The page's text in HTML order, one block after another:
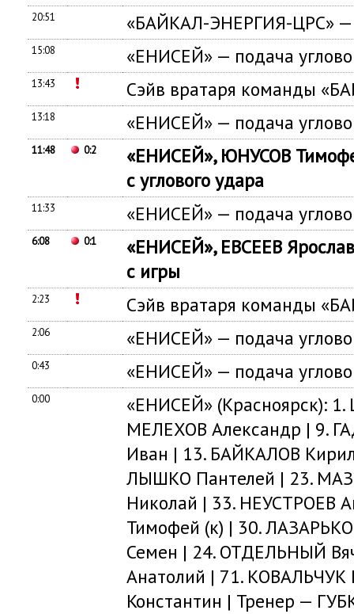
20:51 «БАЙКАЛ-ЭНЕРГИЯ-ЦРС» —
15:08 «ЕНИСЕЙ» — подача
13:43 Сэйв вратаря команды
13:18 «ЕНИСЕЙ» — подача
11:48 0:2
«ЕНИСЕЙ», ЮНУСОВ
с углового удара
11:33 «ЕНИСЕЙ» — подача
6:08 0:1
«ЕНИСЕЙ», ЕВСЕЕВ
с игры
2:23 Сэйв вратаря команды
2:06 «ЕНИСЕЙ» — подача
0:43 «ЕНИСЕЙ» — подача
0:00
«ЕНИСЕЙ» (Красноярск):
МЕЛЕХОВ Александр | 9.
Иван | 13. БАЙКАЛОВ
ЛЫШКО Пантелей | 23.
Николай | 33. НЕУСТРОЕВ
Тимофей (к) | 30.
Семен | 24. ОТДЕЛЬНЫЙ
Анатолий | 71.
Константин | Тренер —